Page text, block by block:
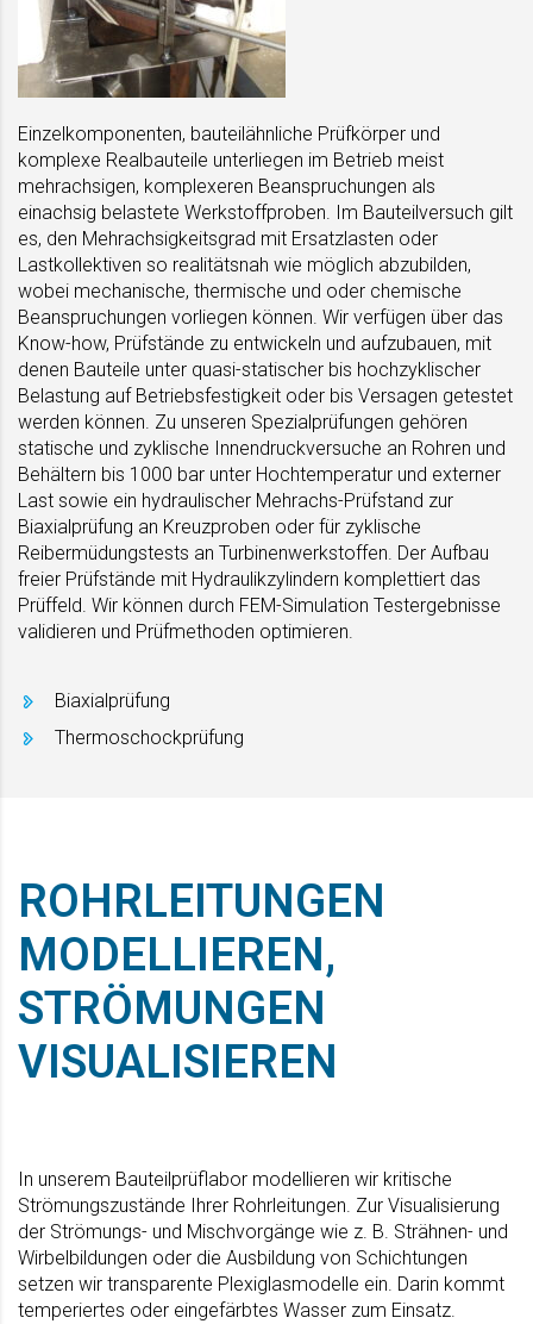
Einzelkomponenten, bauteilähnliche Prüfkörper und
komplexe Realbauteile unterliegen im Betrieb meist
mehrachsigen, komplexeren Beanspruchungen als
einachsig belastete Werkstoffproben. Im Bauteilversuch gilt
es, den Mehrachsigkeitsgrad mit Ersatzlasten oder
Lastkollektiven so realitätsnah wie möglich abzubilden,
wobei mechanische, thermische und oder chemische
Beanspruchungen vorliegen können. Wir verfügen über das
Know-how, Prüfstände zu entwickeln und aufzubauen, mit
denen Bauteile unter quasi-statischer bis hochzyklischer
Belastung auf Betriebsfestigkeit oder bis Versagen getestet
werden können. Zu unseren Spezialprüfungen gehören
statische und zyklische Innendruckversuche an Rohren und
Behältern bis 1000 bar unter Hochtemperatur und externer
Last sowie ein hydraulischer Mehrachs-Prüfstand zur
Biaxialprüfung an Kreuzproben oder für zyklische
Reibermüdungstests an Turbinenwerkstoffen. Der Aufbau
freier Prüfstände mit Hydraulikzylindern komplettiert das
Prüffeld. Wir können durch FEM-Simulation Testergebnisse
validieren und Prüfmethoden optimieren.
Biaxialprüfung
Thermoschockprüfung
ROHRLEITUNGEN
MODELLIEREN,
STRÖMUNGEN
VISUALISIEREN
In unserem Bauteilprüflabor modellieren wir kritische
Strömungszustände Ihrer Rohrleitungen. Zur Visualisierung
der Strömungs- und Mischvorgänge wie z. B. Strähnen- und
Wirbelbildungen oder die Ausbildung von Schichtungen
setzen wir transparente Plexiglasmodelle ein. Darin kommt
temperiertes oder eingefärbtes Wasser zum Einsatz.